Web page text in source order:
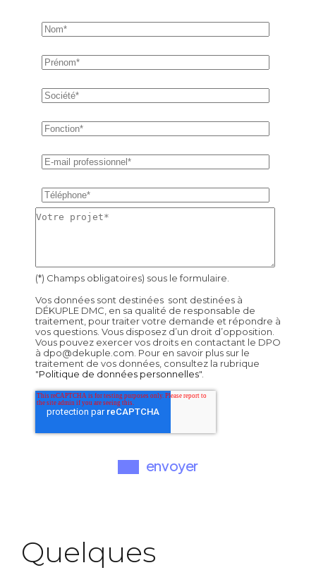
(*) Champs obligatoires) sous le formulaire.
Vos données sont destinées sont destinées à
DÉKUPLE DMC, en sa qualité de responsable de
traitement, pour traiter votre demande et répondre à
vos questions. Vous disposez d’un droit d’opposition.
Vous pouvez exercer vos droits en contactant le DPO
à dpo@dekuple.com. Pour en savoir plus sur le
traitement de vos données, consultez la rubrique
"Politique de données personnelles".
Quelques